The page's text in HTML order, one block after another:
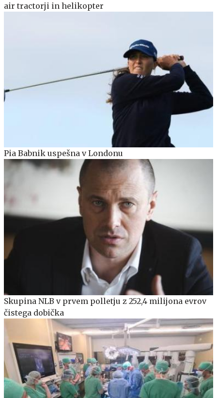
air tractorji in helikopter
Pia Babnik uspešna v Londonu
Skupina NLB v prvem polletju z 252,4 milijona evrov
čistega dobička